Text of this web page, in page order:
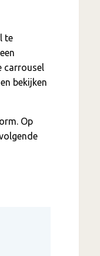
te
carrousel
bekijken
Op